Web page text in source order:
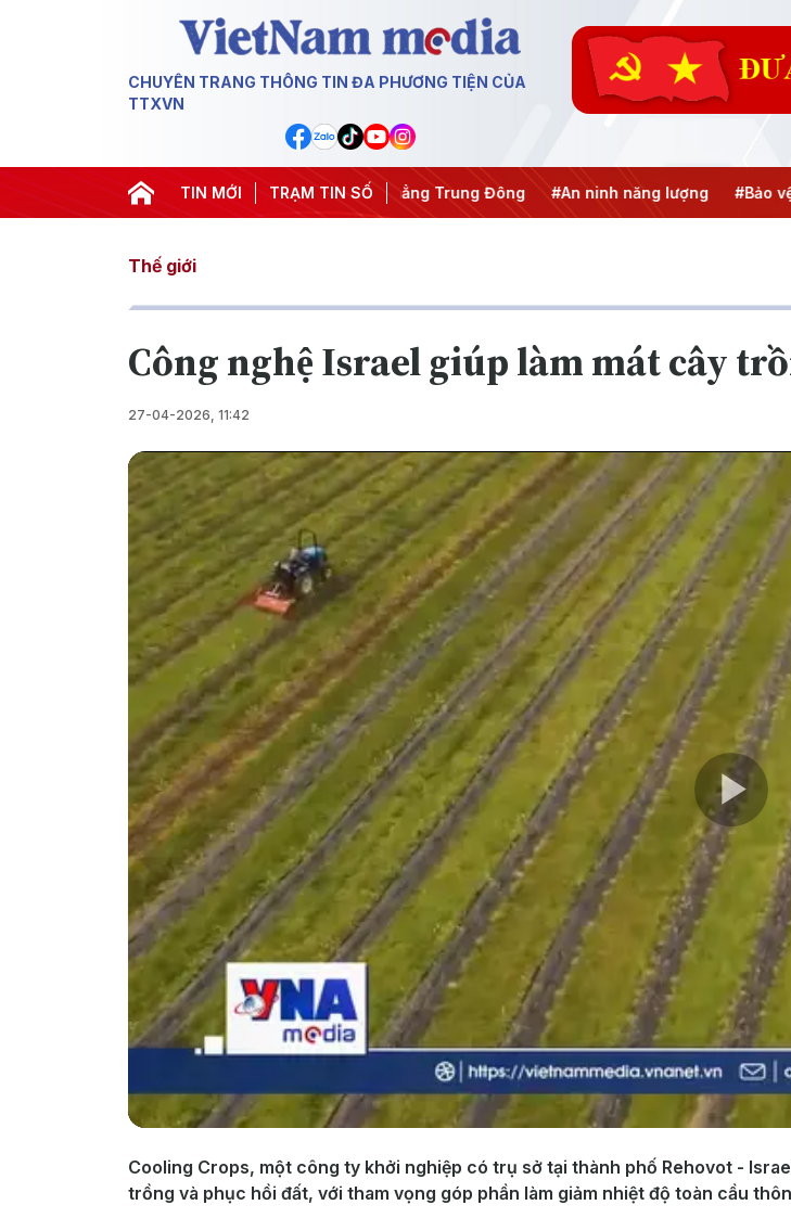
CHUYÊN TRANG THÔNG TIN ĐA PHƯƠNG TIỆN CỦA
TTXVN
TIN MỚI TRẠM TIN SỐ
#Chống khai thác IUU #Căng thẳng Trung Đông #An ninh năng lượng #Bảo vệ nền tảng tư
Thế giới
Công nghệ Israel giúp làm mát cây
27-04-2026, 11:42
Cooling Crops, một công ty khởi nghiệp có trụ sở tại thành phố Rehovot -
trồng và phục hồi đất, với tham vọng góp phần làm giảm nhiệt độ toàn cầu